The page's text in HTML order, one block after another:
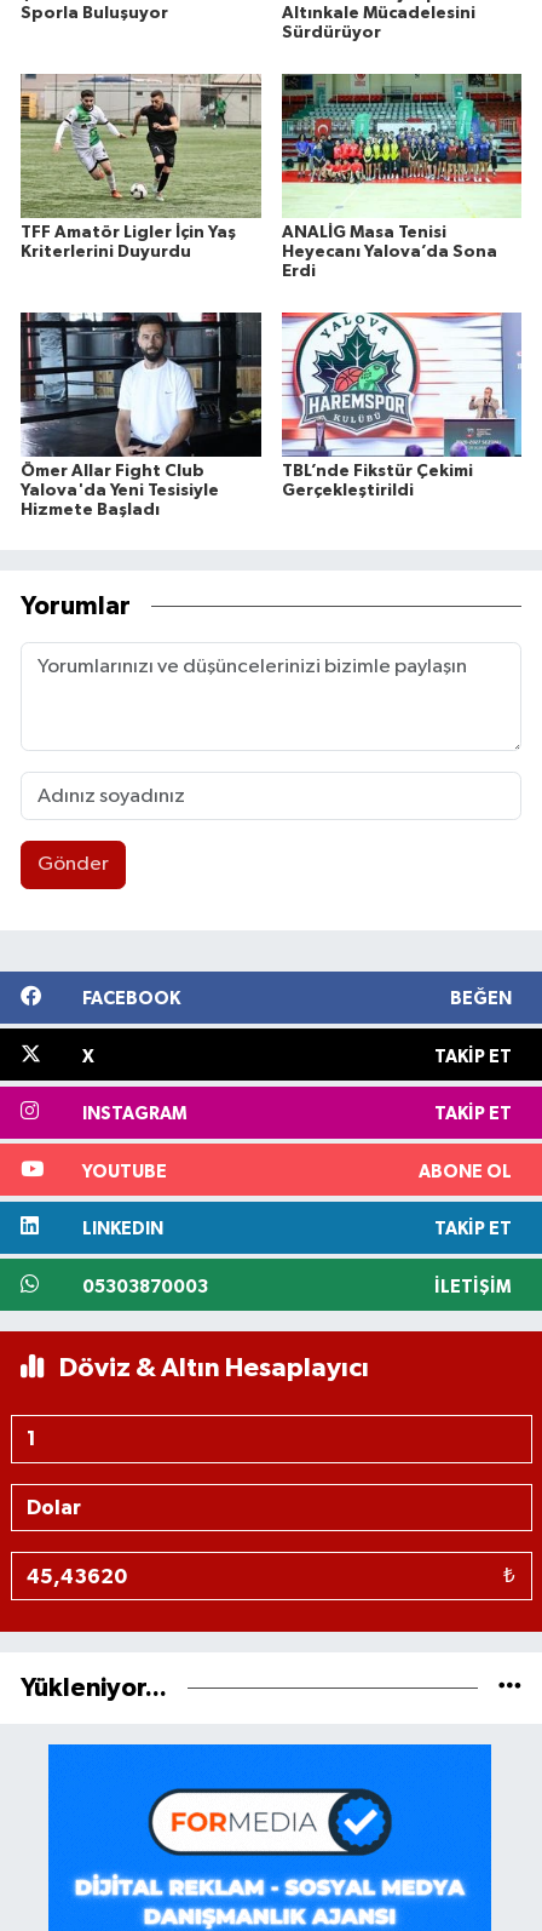
Sporla Buluşuyor
Altınkale Mücadelesini
Sürdürüyor
TFF Amatör Ligler İçin Yaş
Kriterlerini Duyurdu
ANALİG Masa Tenisi
Heyecanı Yalova’da Sona
Erdi
Ömer Allar Fight Club
Yalova'da Yeni Tesisiyle
Hizmete Başladı
TBL’nde Fikstür Çekimi
Gerçekleştirildi
Yorumlar
Gönder
FACEBOOK BEĞEN
X TAKIP ET
INSTAGRAM TAKIP ET
YOUTUBE ABONE OL
LINKEDIN TAKIP ET
05303870003 İLETIŞIM
Döviz & Altın Hesaplayıcı
₺
Yükleniyor...